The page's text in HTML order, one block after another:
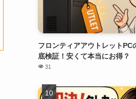
フロンティアアウトレットPC
底検証！安くて本当にお得？
31